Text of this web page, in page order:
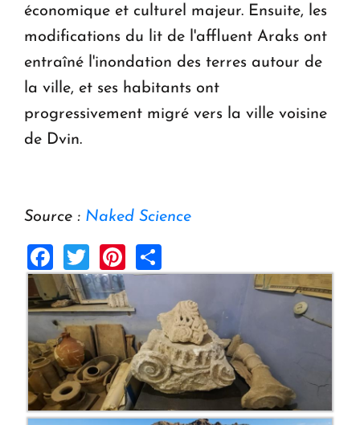
économique et culturel majeur. Ensuite, les
modifications du lit de l'affluent Araks ont
entraîné l'inondation des terres autour de
la ville, et ses habitants ont
progressivement migré vers la ville voisine
de Dvin.
Source : Naked Science
Facebook
TwitterPinterest